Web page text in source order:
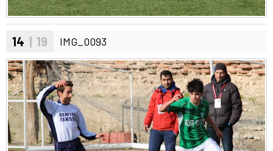
14 | 19 IMG_0093